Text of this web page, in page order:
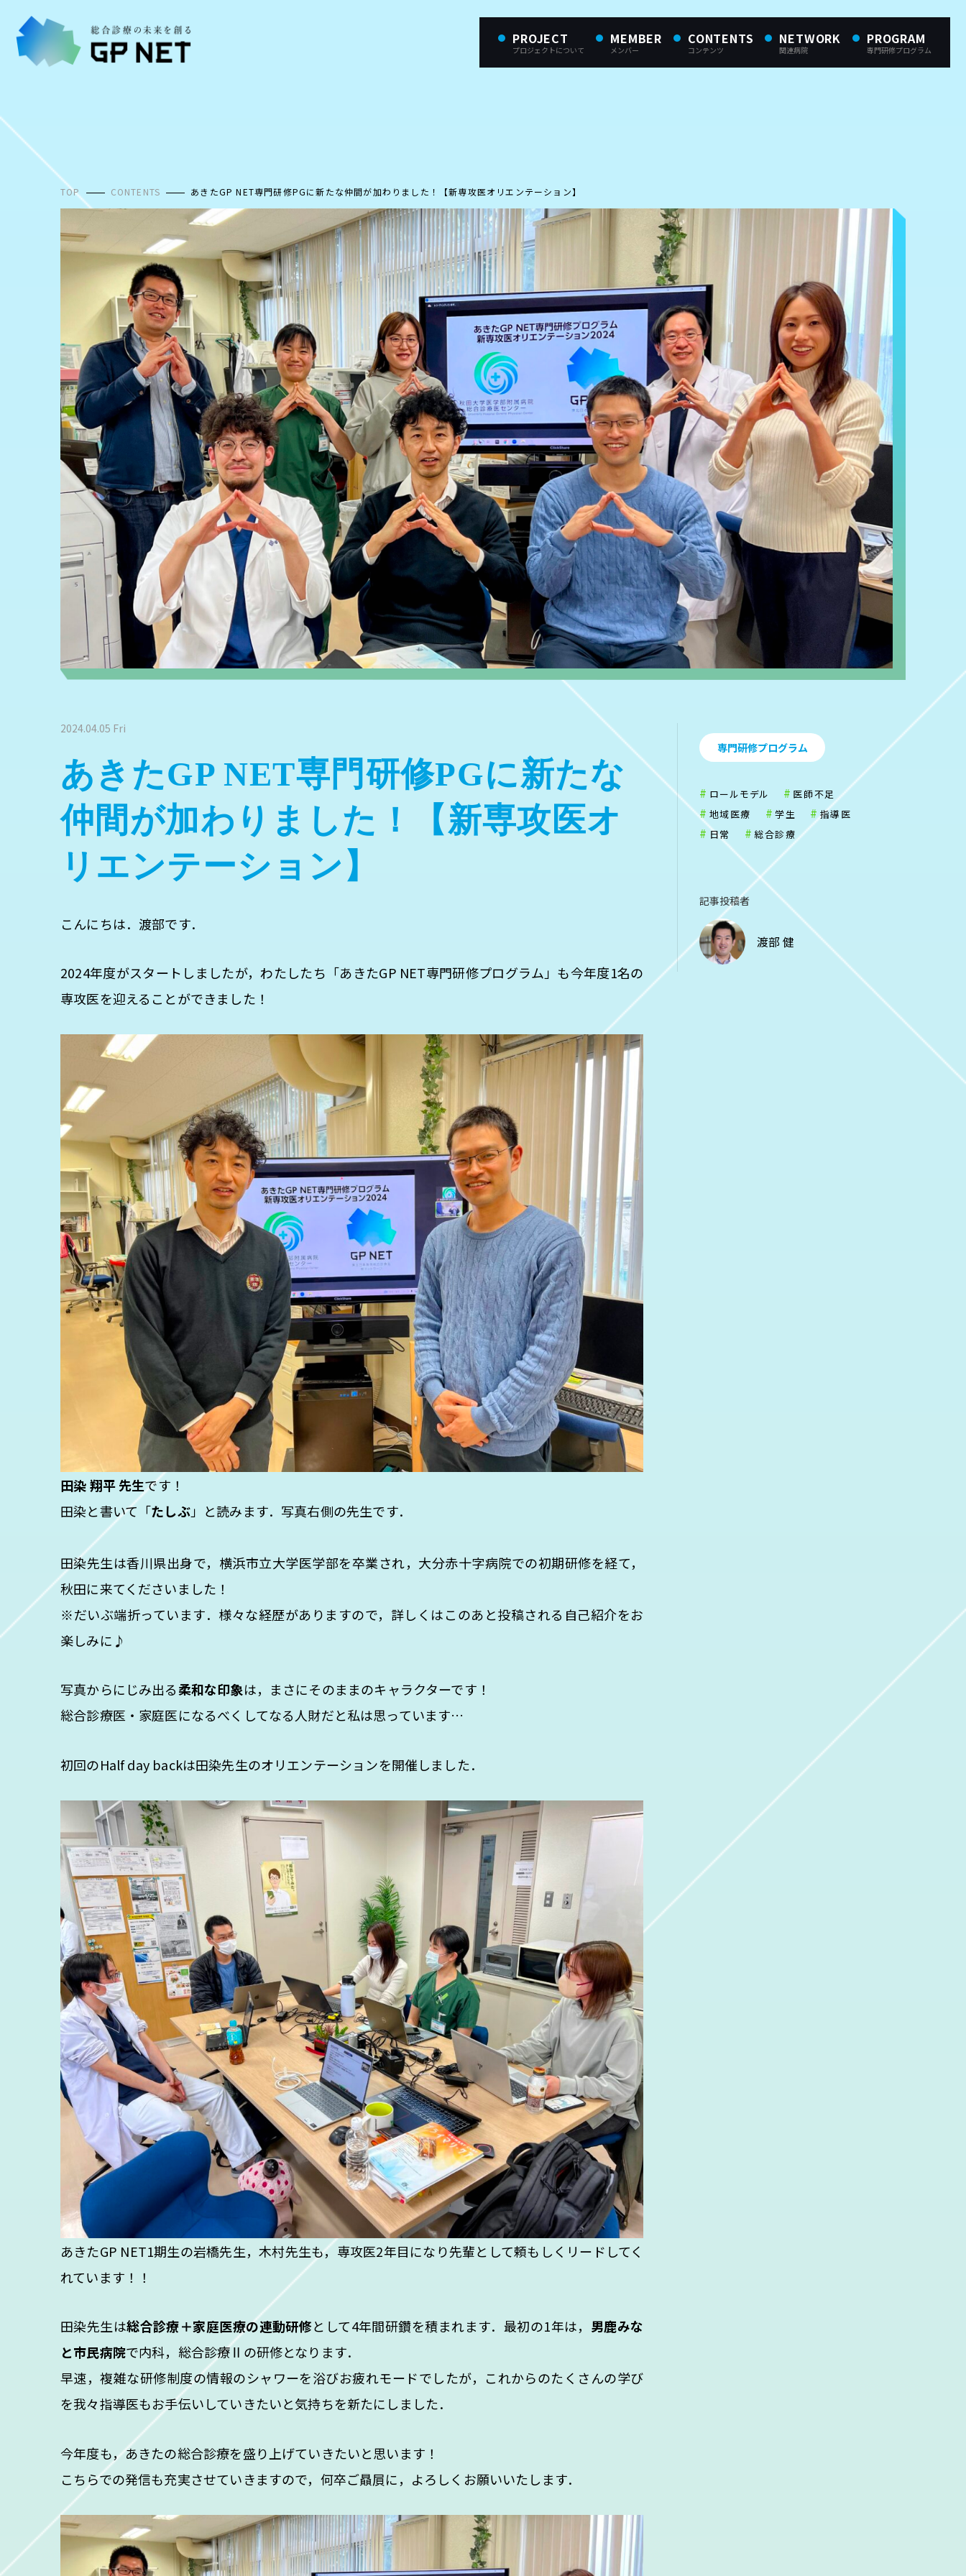
PROJECT
プロジェクトについて
MEMBER
メンバー
CONTENTS
コンテンツ
NETWORK
関連病院
PROGRAM
専門研修プログラム
TOP CONTENTS あきたGP NET専門研修PGに新たな仲間が加わりました！【新専攻医オリエンテーション】
2024.04.05 Fri
あきたGP NET専門研修PGに新たな
仲間が加わりました！【新専攻医オ
リエンテーション】
こんにちは．渡部です．
2024年度がスタートしましたが，わたしたち「あきたGP NET専門研修プログラム」も今年度1名の
専攻医を迎えることができました！
田染 翔平 先生です！
田染と書いて「たしぶ」と読みます．写真右側の先生です．
田染先生は香川県出身で，横浜市立大学医学部を卒業され，大分赤十字病院での初期研修を経て，
秋田に来てくださいました！
※だいぶ端折っています．様々な経歴がありますので，詳しくはこのあと投稿される自己紹介をお
楽しみに♪
写真からにじみ出る柔和な印象は，まさにそのままのキャラクターです！
総合診療医・家庭医になるべくしてなる人財だと私は思っています…
初回のHalf day backは田染先生のオリエンテーションを開催しました．
あきたGP NET1期生の岩橋先生，木村先生も，専攻医2年目になり先輩として頼もしくリードしてく
れています！！
田染先生は総合診療＋家庭医療の連動研修として4年間研鑽を積まれます．最初の1年は， 男鹿みな
と市民病院で内科，総合診療Ⅱの研修となります．
早速，複雑な研修制度の情報のシャワーを浴びお疲れモードでしたが，これからのたくさんの学び
を我々指導医もお手伝いしていきたいと気持ちを新たにしました．
今年度も，あきたの総合診療を盛り上げていきたいと思います！
こちらでの発信も充実させていきますので，何卒ご贔屓に，よろしくお願いいたします．
専門研修プログラム
ロールモデル
医師不足
地域医療
学生
指導医
日常
総合診療
記事投稿者
渡部 健